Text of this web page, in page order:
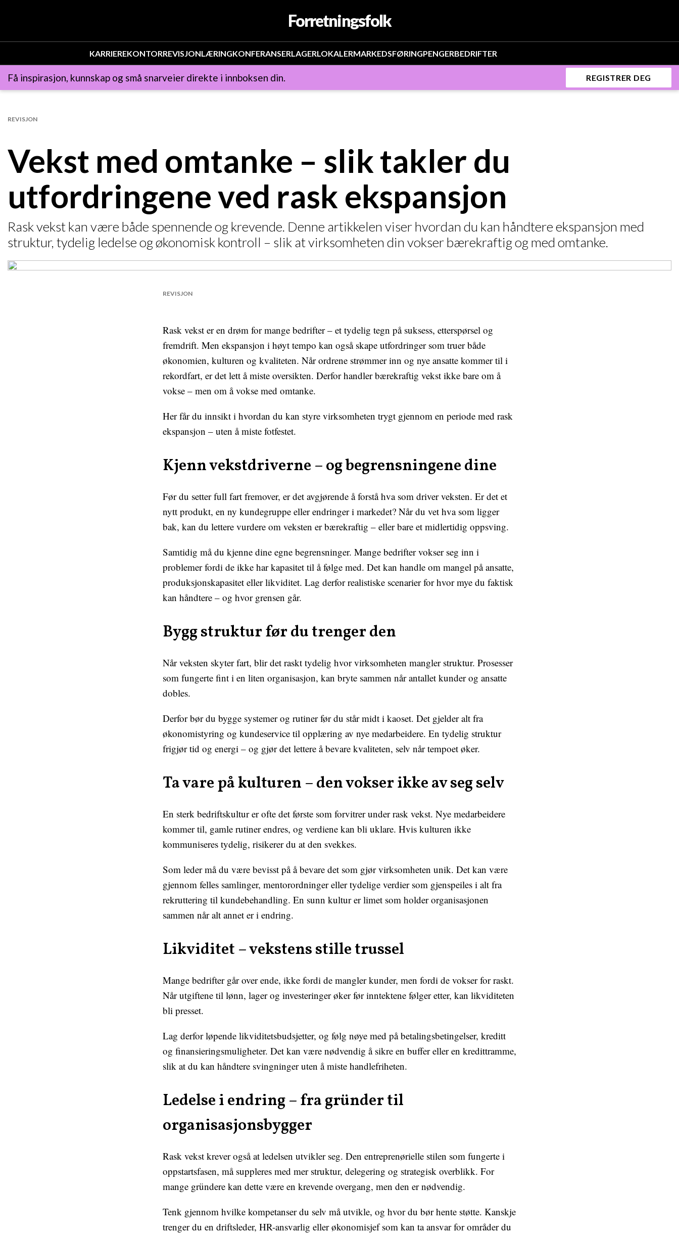
Forretningsfolk
KARRIEREKONTORREVISJONLÆRINGKONFERANSERLAGERLOKALERMARKEDSFØRINGPENGERBEDRIFTER
Få inspirasjon, kunnskap og små snarveier direkte i innboksen din. REGISTRER DEG
Vekst med omtanke – slik takler du
utfordringene ved rask ekspansjon
REVISJON
Rask vekst kan være både spennende og krevende. Denne artikkelen viser hvordan du kan håndtere ekspansjon med
struktur, tydelig ledelse og økonomisk kontroll – slik at virksomheten din vokser bærekraftig og med omtanke.
REVISJON
Rask vekst er en drøm for mange bedrifter – et tydelig tegn på suksess, etterspørsel og
fremdrift. Men ekspansjon i høyt tempo kan også skape utfordringer som truer både
økonomien, kulturen og kvaliteten. Når ordrene strømmer inn og nye ansatte kommer til i
rekordfart, er det lett å miste oversikten. Derfor handler bærekraftig vekst ikke bare om å
vokse – men om å vokse med omtanke.
Her får du innsikt i hvordan du kan styre virksomheten trygt gjennom en periode med rask
ekspansjon – uten å miste fotfestet.
Kjenn vekstdriverne – og begrensningene dine
Før du setter full fart fremover, er det avgjørende å forstå hva som driver veksten. Er det et
nytt produkt, en ny kundegruppe eller endringer i markedet? Når du vet hva som ligger
bak, kan du lettere vurdere om veksten er bærekraftig – eller bare et midlertidig oppsving.
Samtidig må du kjenne dine egne begrensninger. Mange bedrifter vokser seg inn i
problemer fordi de ikke har kapasitet til å følge med. Det kan handle om mangel på ansatte,
produksjonskapasitet eller likviditet. Lag derfor realistiske scenarier for hvor mye du faktisk
kan håndtere – og hvor grensen går.
Bygg struktur før du trenger den
Når veksten skyter fart, blir det raskt tydelig hvor virksomheten mangler struktur. Prosesser
som fungerte fint i en liten organisasjon, kan bryte sammen når antallet kunder og ansatte
dobles.
Derfor bør du bygge systemer og rutiner før du står midt i kaoset. Det gjelder alt fra
økonomistyring og kundeservice til opplæring av nye medarbeidere. En tydelig struktur
frigjør tid og energi – og gjør det lettere å bevare kvaliteten, selv når tempoet øker.
Ta vare på kulturen – den vokser ikke av seg selv
En sterk bedriftskultur er ofte det første som forvitrer under rask vekst. Nye medarbeidere
kommer til, gamle rutiner endres, og verdiene kan bli uklare. Hvis kulturen ikke
kommuniseres tydelig, risikerer du at den svekkes.
Som leder må du være bevisst på å bevare det som gjør virksomheten unik. Det kan være
gjennom felles samlinger, mentorordninger eller tydelige verdier som gjenspeiles i alt fra
rekruttering til kundebehandling. En sunn kultur er limet som holder organisasjonen
sammen når alt annet er i endring.
Likviditet – vekstens stille trussel
Mange bedrifter går over ende, ikke fordi de mangler kunder, men fordi de vokser for raskt.
Når utgiftene til lønn, lager og investeringer øker før inntektene følger etter, kan likviditeten
bli presset.
Lag derfor løpende likviditetsbudsjetter, og følg nøye med på betalingsbetingelser, kreditt
og finansieringsmuligheter. Det kan være nødvendig å sikre en buffer eller en kredittramme,
slik at du kan håndtere svingninger uten å miste handlefriheten.
Ledelse i endring – fra gründer til
organisasjonsbygger
Rask vekst krever også at ledelsen utvikler seg. Den entreprenørielle stilen som fungerte i
oppstartsfasen, må suppleres med mer struktur, delegering og strategisk overblikk. For
mange gründere kan dette være en krevende overgang, men den er nødvendig.
Tenk gjennom hvilke kompetanser du selv må utvikle, og hvor du bør hente støtte. Kanskje
trenger du en driftsleder, HR-ansvarlig eller økonomisjef som kan ta ansvar for områder du